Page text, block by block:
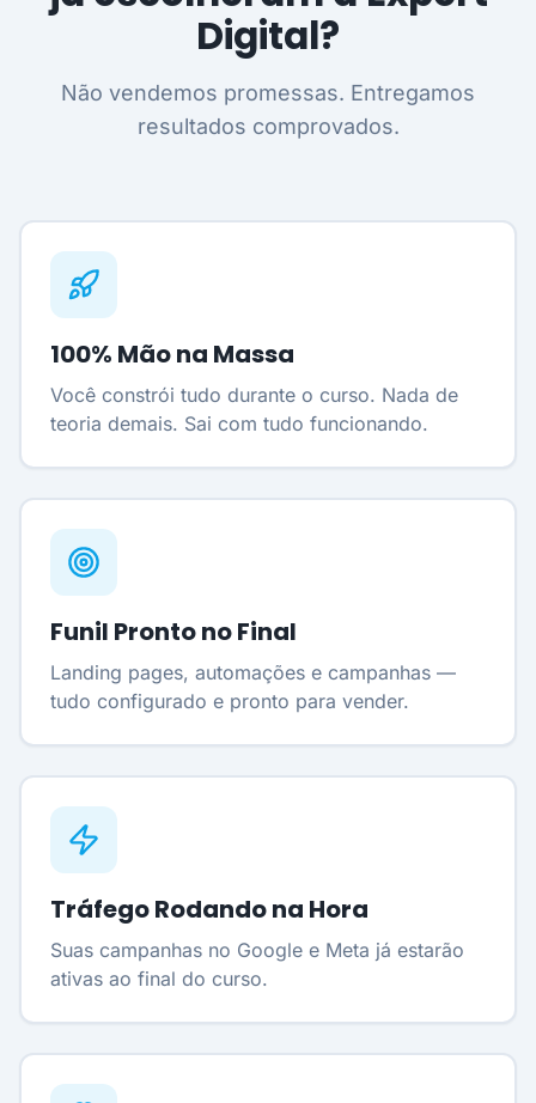
Digital?
Não vendemos promessas. Entregamos
resultados comprovados.
100% Mão na Massa
Você constrói tudo durante o curso. Nada de
teoria demais. Sai com tudo funcionando.
Funil Pronto no Final
Landing pages, automações e campanhas —
tudo configurado e pronto para vender.
Tráfego Rodando na Hora
Suas campanhas no Google e Meta já estarão
ativas ao final do curso.